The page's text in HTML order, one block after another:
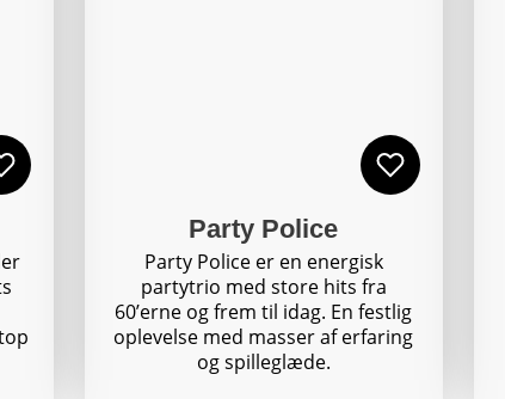
Party Police
Party Police er en energisk
partytrio med store hits fra
60’erne og frem til idag. En festlig
oplevelse med masser af erfaring
og spilleglæde.